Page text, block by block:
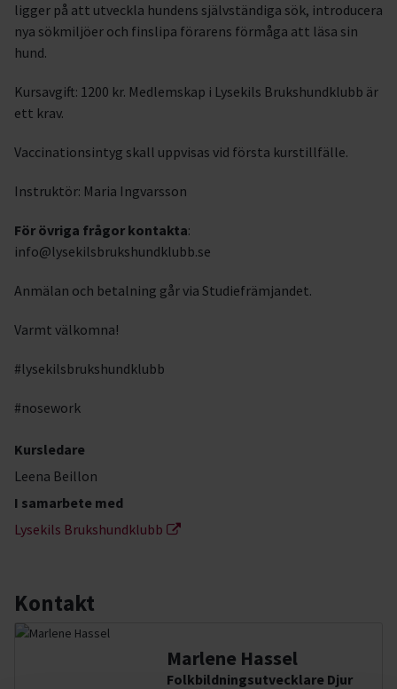
ligger på att utveckla hundens självständiga sök, introducera
nya sökmiljöer och finslipa förarens förmåga att läsa sin
hund.
Kursavgift: 1200 kr. Medlemskap i Lysekils Brukshundklubb är
ett krav.
Vaccinationsintyg skall uppvisas vid första kurstillfälle.
Instruktör: Maria Ingvarsson
För övriga frågor kontakta:
info@lysekilsbrukshundklubb.se
Anmälan och betalning går via Studiefrämjandet.
Varmt välkomna!
#lysekilsbrukshundklubb
#nosework
Kursledare
Leena Beillon
I samarbete med
Lysekils Brukshundklubb
Kontakt
Marlene Hassel
Folkbildningsutvecklare Djur